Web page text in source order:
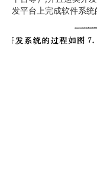
发平台上完成软件系统